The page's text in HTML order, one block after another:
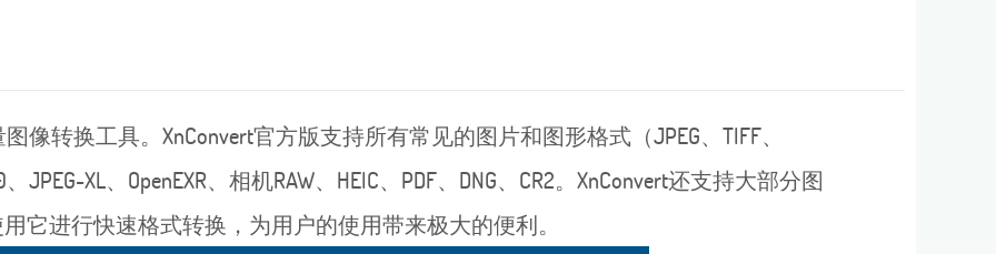
像转换工具。XnConvert官方版支持所有常见的图片和图形格式（JPEG、TIFF、
JPEG-XL、OpenEXR、相机RAW、HEIC、PDF、DNG、CR2。XnConvert还支持大部分图
它进行快速格式转换，为用户的使用带来极大的便利。